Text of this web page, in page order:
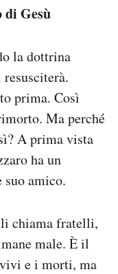
di Gesù
la dottrina
prima. Così
Ma perché
A prima vista
ha un
amico.
chiama fratelli,
male. È il
e i morti, ma